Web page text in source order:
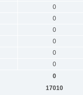
0
0
0
0
0
0
0
17010